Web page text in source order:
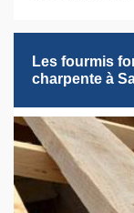
Les fourmis
charpente à